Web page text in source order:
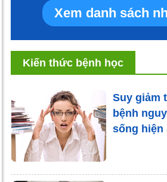
Xem danh sách
Kiến thức bệnh học
Suy giảm
bệnh
sống hiện